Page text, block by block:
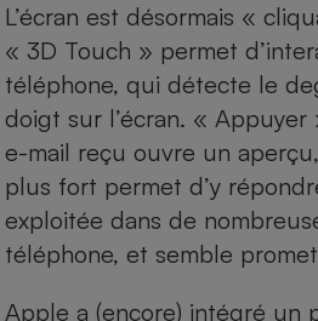
L’écran est désormais «
« 3D Touch » permet
téléphone, qui détecte le
doigt sur l’écran. «
e-mail reçu ouvre un
plus fort permet d’y
exploitée dans de
téléphone, et semble
Apple a (encore) intégré un